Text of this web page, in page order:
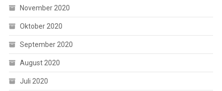
November 2020
Oktober 2020
September 2020
August 2020
Juli 2020